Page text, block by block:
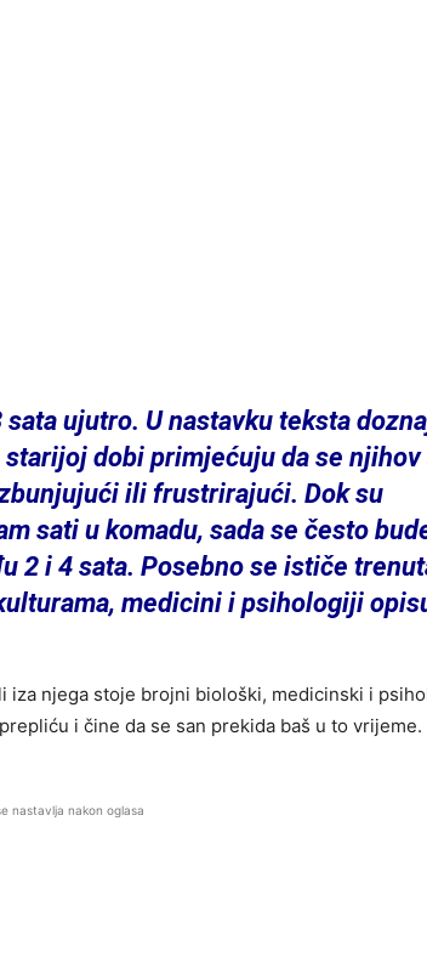
ujutro. U nastavku teksta
dobi primjećuju da se njihov
ili frustrirajući. Dok su
sati u komadu, sada se često
2 i 4 sata. Posebno se ističe
medicini i psihologiji
iza njega stoje brojni biološki, medicinski i
i čine da se san prekida baš u to vrijeme.
nastavlja nakon oglasa